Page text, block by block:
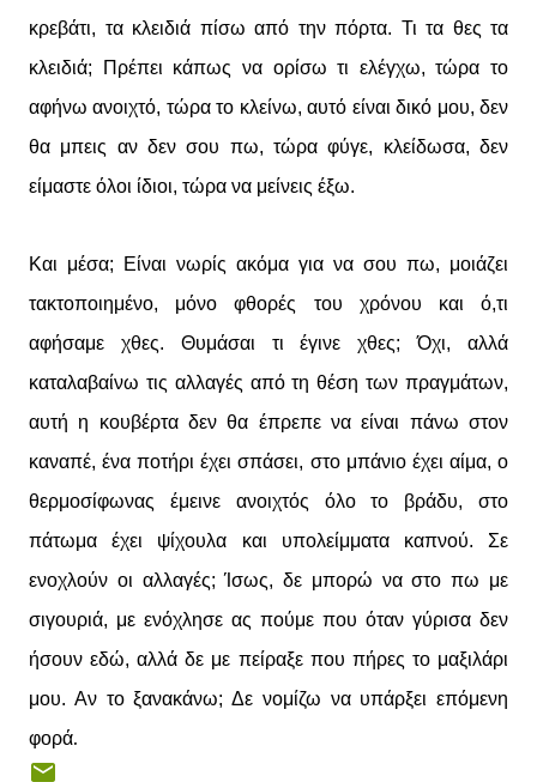
κρεβάτι, τα κλειδιά πίσω από την πόρτα. Τι τα θες τα
κλειδιά; Πρέπει κάπως να ορίσω τι ελέγχω, τώρα το
αφήνω ανοιχτό, τώρα το κλείνω, αυτό είναι δικό μου, δεν
θα μπεις αν δεν σου πω, τώρα φύγε, κλείδωσα, δεν
είμαστε όλοι ίδιοι, τώρα να μείνεις έξω.
Και μέσα; Είναι νωρίς ακόμα για να σου πω, μοιάζει
τακτοποιημένο, μόνο φθορές του χρόνου και ό,τι
αφήσαμε χθες. Θυμάσαι τι έγινε χθες; Όχι, αλλά
καταλαβαίνω τις αλλαγές από τη θέση των πραγμάτων,
αυτή η κουβέρτα δεν θα έπρεπε να είναι πάνω στον
καναπέ, ένα ποτήρι έχει σπάσει, στο μπάνιο έχει αίμα, ο
θερμοσίφωνας έμεινε ανοιχτός όλο το βράδυ, στο
πάτωμα έχει ψίχουλα και υπολείμματα καπνού. Σε
ενοχλούν οι αλλαγές; Ίσως, δε μπορώ να στο πω με
σιγουριά, με ενόχλησε ας πούμε που όταν γύρισα δεν
ήσουν εδώ, αλλά δε με πείραξε που πήρες το μαξιλάρι
μου. Αν το ξανακάνω; Δε νομίζω να υπάρξει επόμενη
φορά.